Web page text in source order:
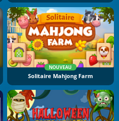
NOUVEAU
Solitaire Mahjong Farm